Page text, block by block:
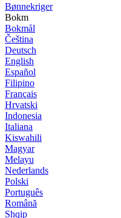
Bønne­kriger
Bokm
Bokmål
Čeština
Deutsch
English
Español
Filipino
Français
Hrvatski
Indonesia
Italiana
Kiswahili
Magyar
Melayu
Nederlands
Polski
Português
Română
Shqip